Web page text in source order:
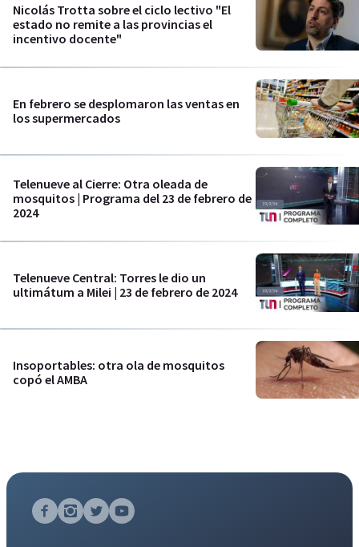
Nicolás Trotta sobre el ciclo lectivo "El
estado no remite a las provincias el
incentivo docente"
En febrero se desplomaron las ventas en
los supermercados
Telenueve al Cierre: Otra oleada de
mosquitos | Programa del 23 de febrero de
2024
Telenueve Central: Torres le dio un
ultimátum a Milei | 23 de febrero de 2024
Insoportables: otra ola de mosquitos
copó el AMBA